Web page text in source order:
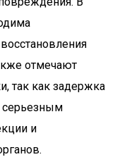
отмечают
так как задержка
серьезным
и